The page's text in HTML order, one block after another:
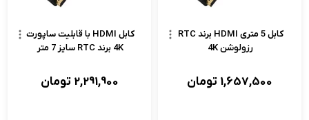
کابل 5 متری HDMI برند RTC
رزولوشن 4K
1,657,500 تومان
کابل HDMI با قابلیت ساپورت
4K برند RTC سایز 7 متر
2,291,900 تومان